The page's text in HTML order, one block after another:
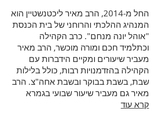
החל מ-2014, הרב מאיר ליכטנשטיין הוא
המנהיג ההלכתי והרוחני של בית הכנסת
"אוהל יונה מנחם". כרב הקהילה
וכתלמיד חכם ומורה מוכשר, הרב מאיר
מעביר שיעורים ומקיים הידברות עם
הקהילה בהזדמנויות רבות, כולל בלילות
שבת, בשבת בבוקר ובשבת אחה"צ. הרב
מאיר גם מעביר שיעור שבועי בגמרא
קרא עוד